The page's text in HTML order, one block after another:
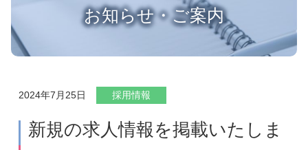
お知らせ・ご案内
2024年7月25日 採用情報
新規の求人情報を掲載いたしま